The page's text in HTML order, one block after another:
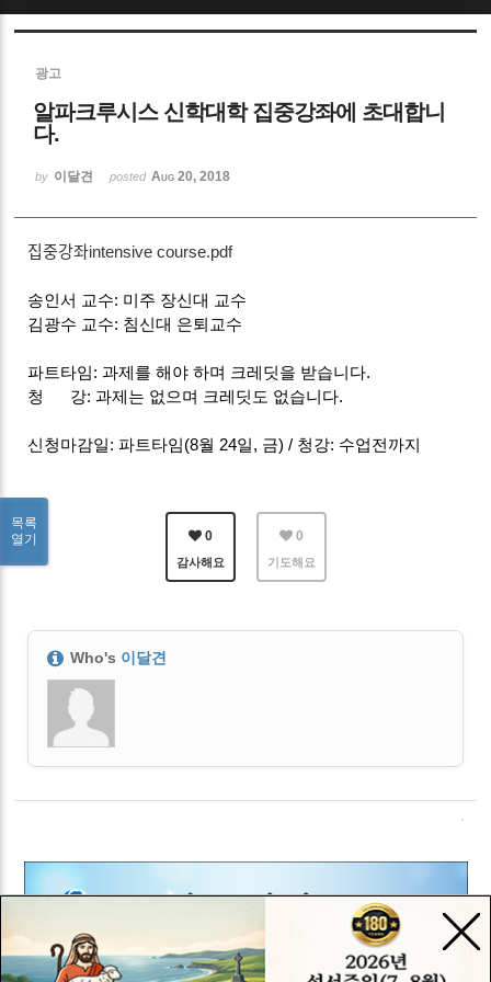
광고
알파크루시스 신학대학 집중강좌에 초대합니
다.
by 이달견 posted Aug 20, 2018
집중강좌intensive course.pdf
송인서 교수: 미주 장신대 교수
김광수 교수: 침신대 은퇴교수
파트타임: 과제를 해야 하며 크레딧을 받습니다.
청 강: 과제는 없으며 크레딧도 없습니다.
신청마감일: 파트타임(8월 24일, 금) / 청강: 수업전까지
0
감사해요
0
기도해요
Who's 이달견
목록
열기
Sketchbook5, 스케치북5
Sketchbook5, 스케치북5